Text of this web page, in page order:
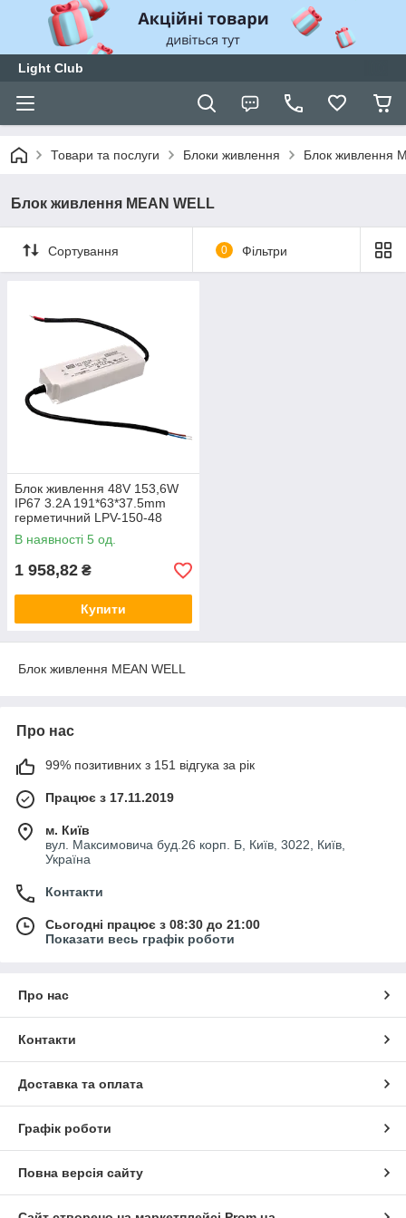
Light Club
Товари та послуги Блоки живлення Блок живлення
Блок живлення MEAN WELL
Сортування 0 Фільтри
Блок живлення 48V 153,6W
ІР67 3.2A 191*63*37.5mm
герметичний LPV-150-48
В наявності 5 од.
1 958,82 ₴
Купити
Блок живлення MEAN WELL
Про нас
99% позитивних з 151 відгука за рік
Працює з 17.11.2019
м. Київ
вул. Максимовича буд.26 корп. Б, Київ, 3022, Київ,
Україна
Контакти
Сьогодні працює з 08:30 до 21:00
Показати весь графік роботи
Про нас
Контакти
Доставка та оплата
Графік роботи
Повна версія сайту